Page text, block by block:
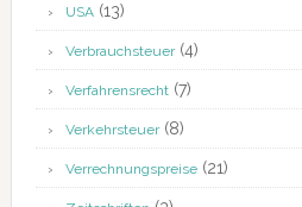
USA(13)
Verbrauchsteuer(4)
Verfahrensrecht(7)
Verkehrsteuer(8)
Verrechnungspreise(21)